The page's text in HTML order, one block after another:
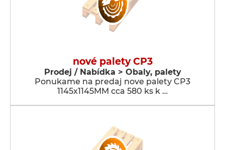
nové palety CP3
Prodej / Nabídka > Obaly, palety
Ponukame na predaj nove palety CP3
1145x1145MM cca 580 ks k …